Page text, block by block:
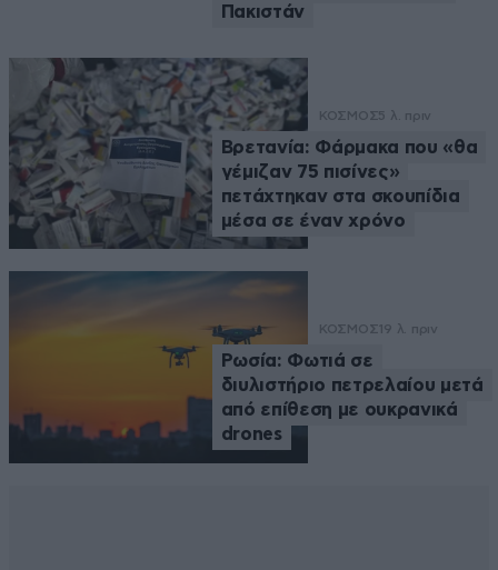
Πακιστάν
ΚΟΣΜΟΣ5 λ. πριν
Βρετανία: Φάρμακα που «θα
γέμιζαν 75 πισίνες»
πετάχτηκαν στα σκουπίδια
μέσα σε έναν χρόνο
ΚΟΣΜΟΣ 19 λ. πριν
Ρωσία: Φωτιά σε
διυλιστήριο πετρελαίου μετά
από επίθεση με ουκρανικά
drones